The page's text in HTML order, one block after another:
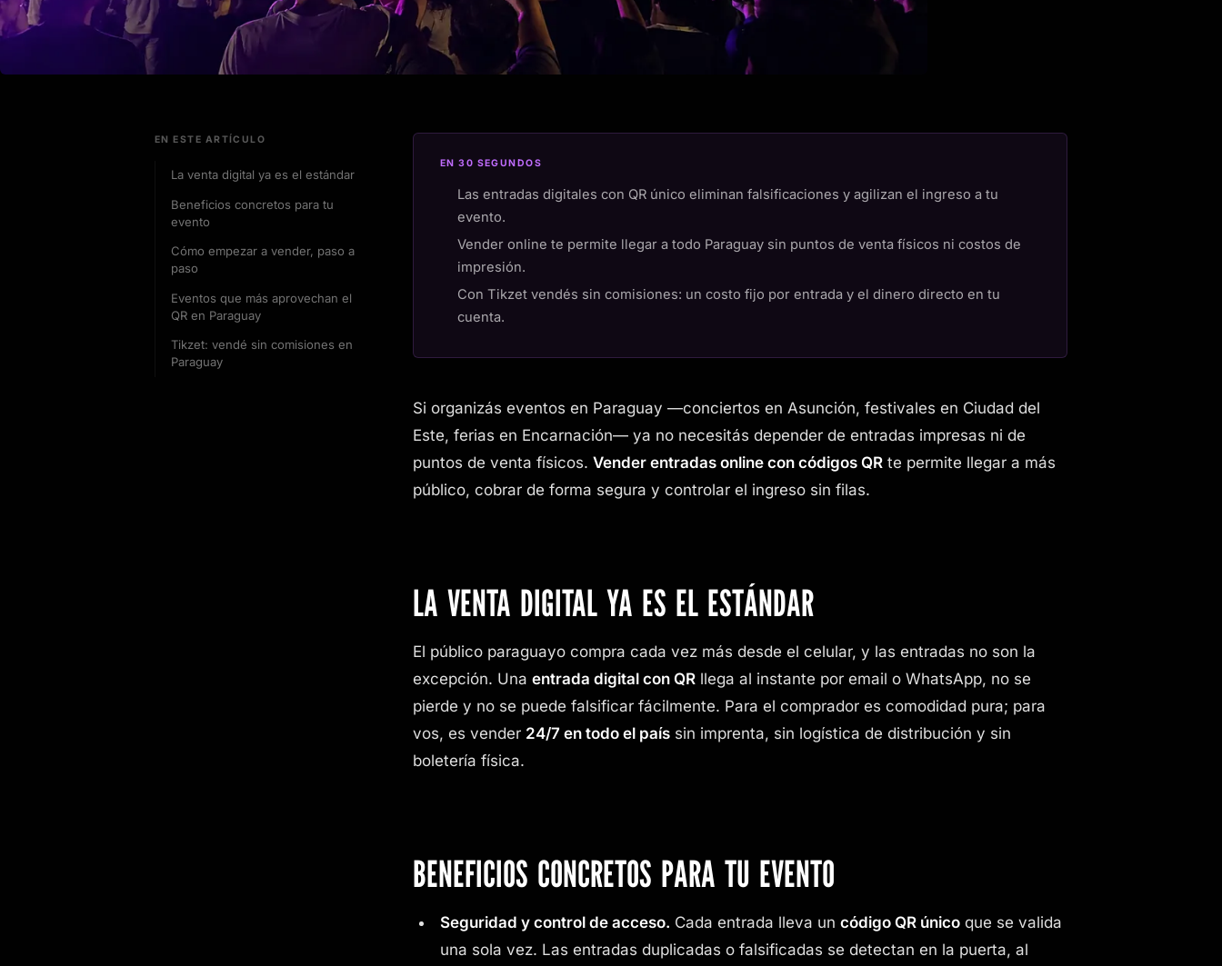
EN ESTE ARTÍCULO
La venta digital ya es el estándar
Beneficios concretos para tu
evento
Cómo empezar a vender, paso a
paso
Eventos que más aprovechan el
QR en Paraguay
Tikzet: vendé sin comisiones en
Paraguay
EN 30 SEGUNDOS
Las entradas digitales con QR único eliminan falsificaciones y agilizan el ingreso a tu
evento.
Vender online te permite llegar a todo Paraguay sin puntos de venta físicos ni costos de
impresión.
Con Tikzet vendés sin comisiones: un costo fijo por entrada y el dinero directo en tu
cuenta.
Si organizás eventos en Paraguay —conciertos en Asunción, festivales en Ciudad del
Este, ferias en Encarnación— ya no necesitás depender de entradas impresas ni de
puntos de venta físicos. Vender entradas online con códigos QR te permite llegar a más
público, cobrar de forma segura y controlar el ingreso sin filas.
LA VENTA DIGITAL YA ES EL ESTÁNDAR
El público paraguayo compra cada vez más desde el celular, y las entradas no son la
excepción. Una entrada digital con QR llega al instante por email o WhatsApp, no se
pierde y no se puede falsificar fácilmente. Para el comprador es comodidad pura; para
vos, es vender 24/7 en todo el país sin imprenta, sin logística de distribución y sin
boletería física.
BENEFICIOS CONCRETOS PARA TU EVENTO
Seguridad y control de acceso. Cada entrada lleva un código QR únicoque se valida
una sola vez. Las entradas duplicadas o falsificadas se detectan en la puerta, al